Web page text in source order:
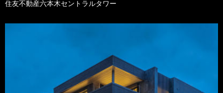
住友不動産六本木セントラルタワー